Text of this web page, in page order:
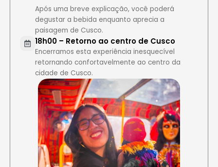
Após uma breve explicação, você poderá
degustar a bebida enquanto aprecia a
paisagem de Cusco.
18h00 – Retorno ao centro de Cusco
Encerramos esta experiência inesquecível
retornando confortavelmente ao centro da
cidade de Cusco.